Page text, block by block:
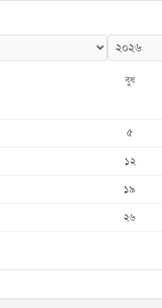
বুধ
৫
১২
১৯
২৬